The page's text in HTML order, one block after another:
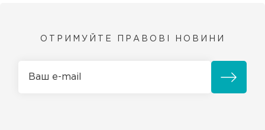
ОТРИМУЙТЕ ПРАВОВІ НОВИНИ